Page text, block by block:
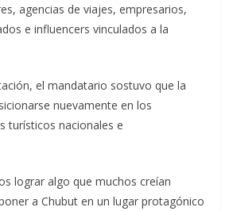
agencias de viajes, empresarios,
e influencers vinculados a la
el mandatario sostuvo que la
nuevamente en los
turísticos nacionales e
lograr algo que muchos creían
a Chubut en un lugar protagónico